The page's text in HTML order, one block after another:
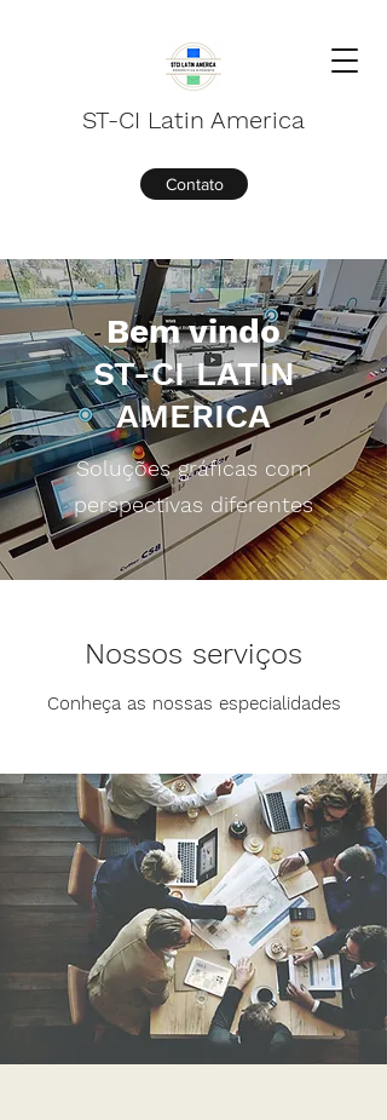
ST-CI Latin America
Contato
Bem vindo
ST-CI LATIN
AMERICA
Soluções gráficas com
perspectivas diferentes
Nossos serviços
Conheça as nossas especialidades